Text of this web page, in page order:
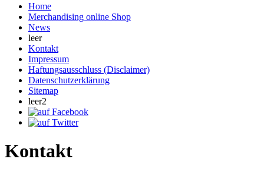
Home
Merchandising online Shop
News
leer
Kontakt
Impressum
Haftungsausschluss (Disclaimer)
Datenschutzerklärung
Sitemap
leer2
Kontakt